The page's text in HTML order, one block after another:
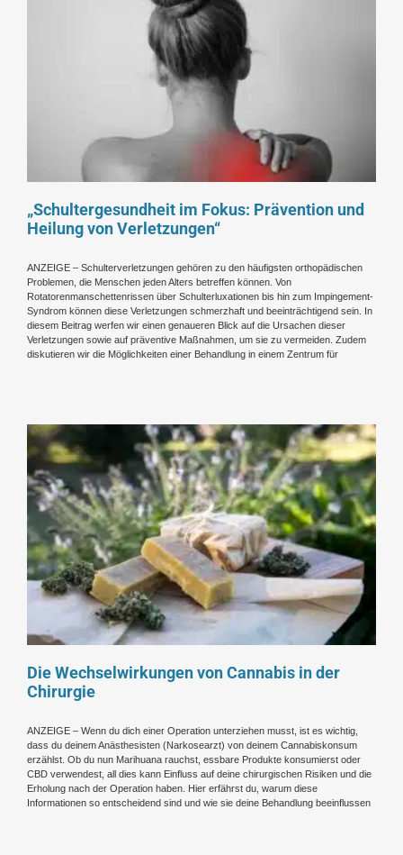
„Schultergesundheit im Fokus: Prävention und
Heilung von Verletzungen“
ANZEIGE – Schulterverletzungen gehören zu den häufigsten orthopädischen
Problemen, die Menschen jeden Alters betreffen können. Von
Rotatorenmanschettenrissen über Schulterluxationen bis hin zum Impingement-
Syndrom können diese Verletzungen schmerzhaft und beeinträchtigend sein. In
diesem Beitrag werfen wir einen genaueren Blick auf die Ursachen dieser
Verletzungen sowie auf präventive Maßnahmen, um sie zu vermeiden. Zudem
diskutieren wir die Möglichkeiten einer Behandlung in einem Zentrum für
Die Wechselwirkungen von Cannabis in der
Chirurgie
ANZEIGE – Wenn du dich einer Operation unterziehen musst, ist es wichtig,
dass du deinem Anästhesisten (Narkosearzt) von deinem Cannabiskonsum
erzählst. Ob du nun Marihuana rauchst, essbare Produkte konsumierst oder
CBD verwendest, all dies kann Einfluss auf deine chirurgischen Risiken und die
Erholung nach der Operation haben. Hier erfährst du, warum diese
Informationen so entscheidend sind und wie sie deine Behandlung beeinflussen